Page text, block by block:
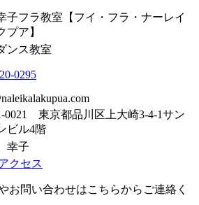
子フラ教室【フイ・フラ・ナーレイ
プア】
ンス教室
0295
0021 東京都品川区上大崎3-4-1サン
ビル4階
幸子
クセス